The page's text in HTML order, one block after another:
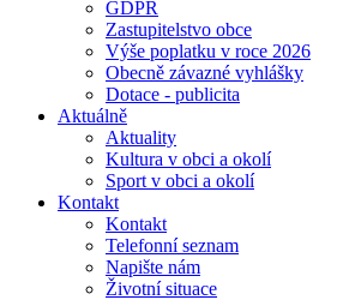
GDPR
Zastupitelstvo obce
Výše poplatku v roce 2026
Obecně závazné vyhlášky
Dotace - publicita
Aktuálně
Aktuality
Kultura v obci a okolí
Sport v obci a okolí
Kontakt
Kontakt
Telefonní seznam
Napište nám
Životní situace